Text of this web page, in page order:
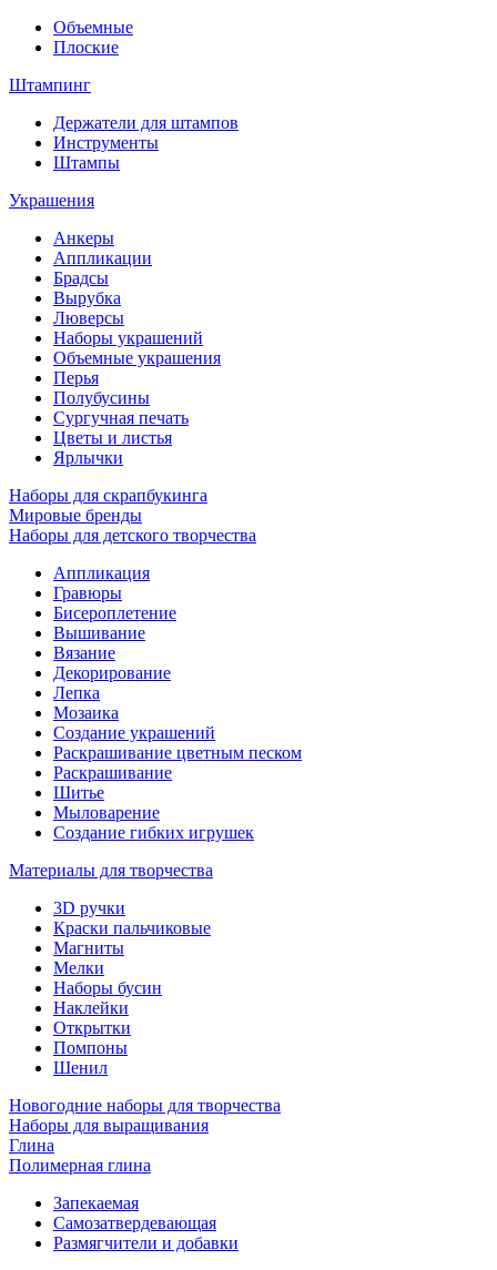
Объемные
Плоские
Штампинг
Держатели для штампов
Инструменты
Штампы
Украшения
Анкеры
Аппликации
Брадсы
Вырубка
Люверсы
Наборы украшений
Объемные украшения
Перья
Полубусины
Сургучная печать
Цветы и листья
Ярлычки
Наборы для скрапбукинга
Мировые бренды
Наборы для детского творчества
Аппликация
Гравюры
Бисероплетение
Вышивание
Вязание
Декорирование
Лепка
Мозаика
Создание украшений
Раскрашивание цветным песком
Раскрашивание
Шитье
Мыловарение
Создание гибких игрушек
Материалы для творчества
3D ручки
Краски пальчиковые
Магниты
Мелки
Наборы бусин
Наклейки
Открытки
Помпоны
Шенил
Новогодние наборы для творчества
Наборы для выращивания
Глина
Полимерная глина
Запекаемая
Самозатвердевающая
Размягчители и добавки